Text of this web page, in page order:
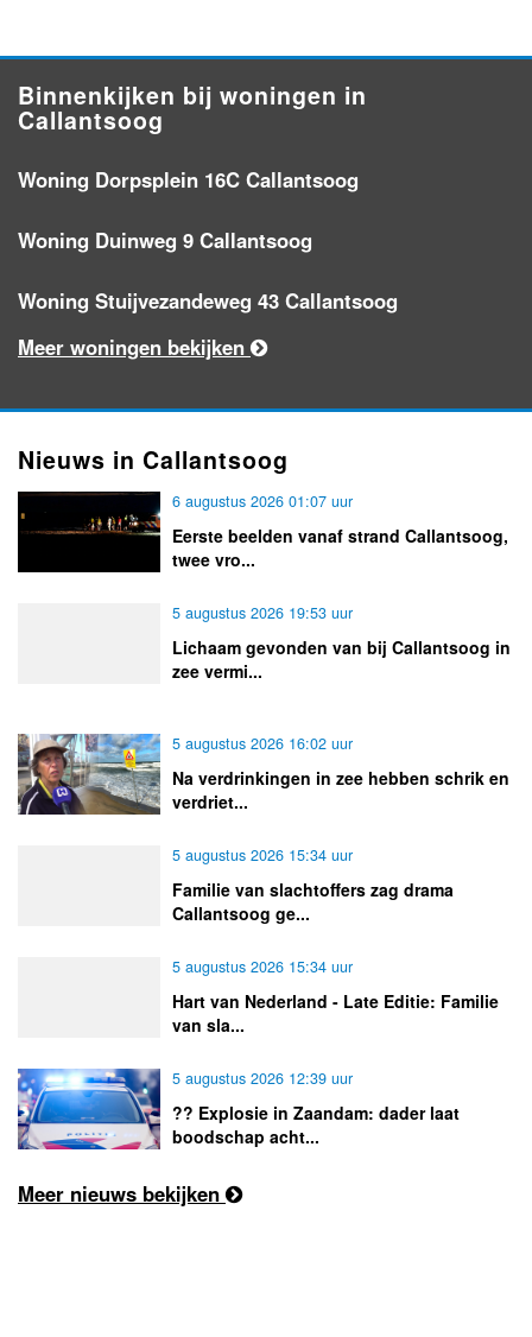
Binnenkijken bij woningen in
Callantsoog
Woning Dorpsplein 16C Callantsoog
Woning Duinweg 9 Callantsoog
Woning Stuijvezandeweg 43 Callantsoog
Meer woningen bekijken
Nieuws in Callantsoog
6 augustus 2026 01:07 uur
Eerste beelden vanaf strand Callantsoog,
twee vro...
5 augustus 2026 19:53 uur
Lichaam gevonden van bij Callantsoog in
zee vermi...
5 augustus 2026 16:02 uur
Na verdrinkingen in zee hebben schrik en
verdriet...
5 augustus 2026 15:34 uur
Familie van slachtoffers zag drama
Callantsoog ge...
5 augustus 2026 15:34 uur
Hart van Nederland - Late Editie: Familie
van sla...
5 augustus 2026 12:39 uur
?? Explosie in Zaandam: dader laat
boodschap acht...
Meer nieuws bekijken